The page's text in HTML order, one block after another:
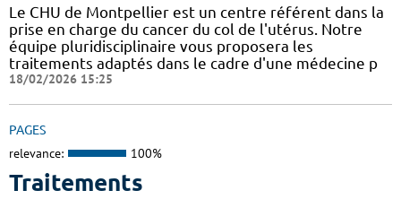
Le CHU de Montpellier est un centre référent dans la
prise en charge du cancer du col de l'utérus. Notre
équipe pluridisciplinaire vous proposera les
traitements adaptés dans le cadre d'une médecine p
18/02/2026 15:25
PAGES
relevance: 100%
Traitements